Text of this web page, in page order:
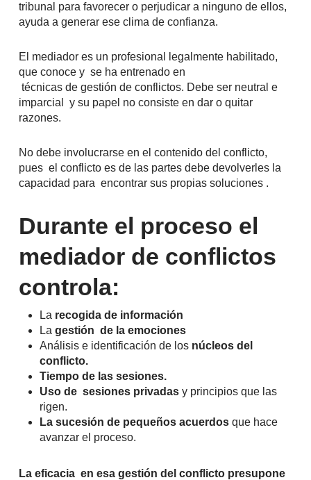
tribunal para favorecer o perjudicar a ninguno de ellos,
ayuda a generar ese clima de confianza.
El mediador es un profesional legalmente habilitado,
que conoce y se ha entrenado en
técnicas de gestión de conflictos. Debe ser neutral e
imparcial y su papel no consiste en dar o quitar
razones.
No debe involucrarse en el contenido del conflicto,
pues el conflicto es de las partes debe devolverles la
capacidad para encontrar sus propias soluciones .
Durante el proceso el
mediador de conflictos
controla:
La recogida de información
La gestión de la emociones
Análisis e identificación de los núcleos del
conflicto.
Tiempo de las sesiones.
Uso de sesiones privadasy principios que las
rigen.
La sucesión de pequeños acuerdosque hace
avanzar el proceso.
La eficaciaen esa gestión del conflicto presupone